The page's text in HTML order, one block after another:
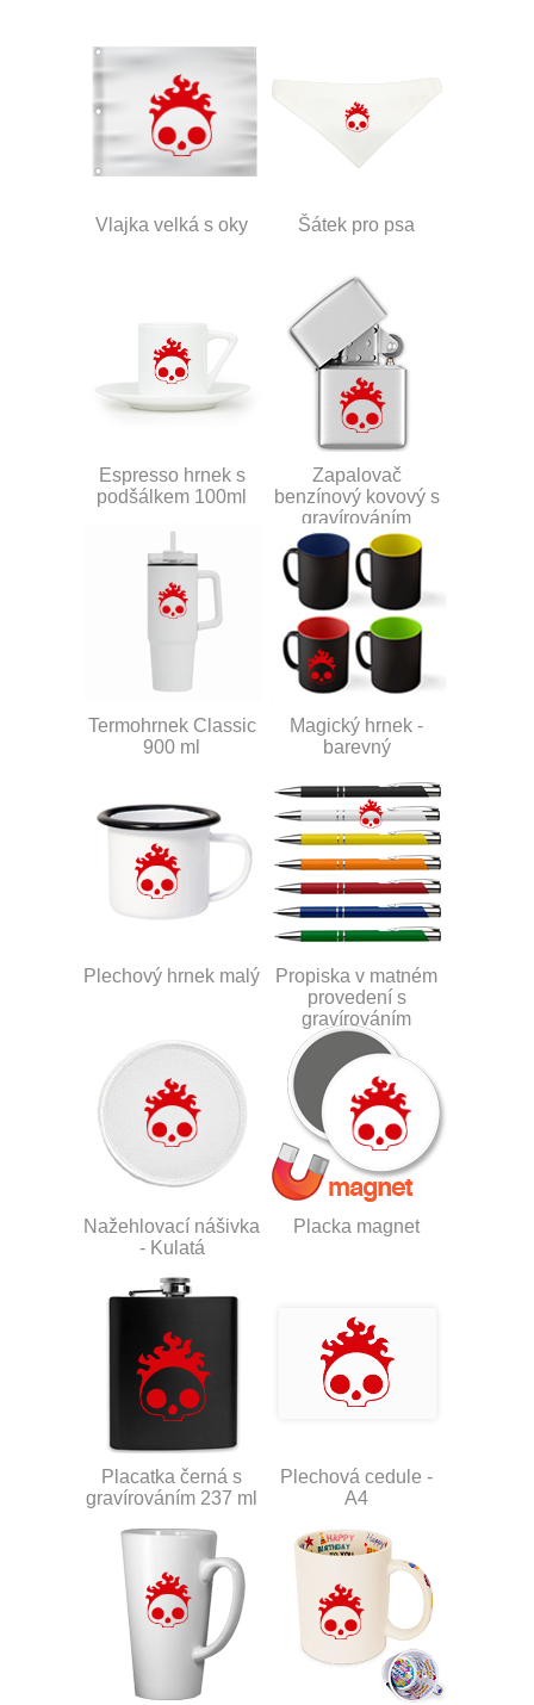
Vlajka velká s oky Šátek pro psa
Espresso hrnek s
podšálkem 100ml
Zapalovač
benzínový kovový s
gravírováním
Termohrnek Classic
900 ml
Magický hrnek -
barevný
Plechový hrnek malý
Propiska v matném
provedení s
gravírováním
Nažehlovací nášivka
- Kulatá
Placka magnet
Placatka černá s
gravírováním 237 ml
Plechová cedule -
A4